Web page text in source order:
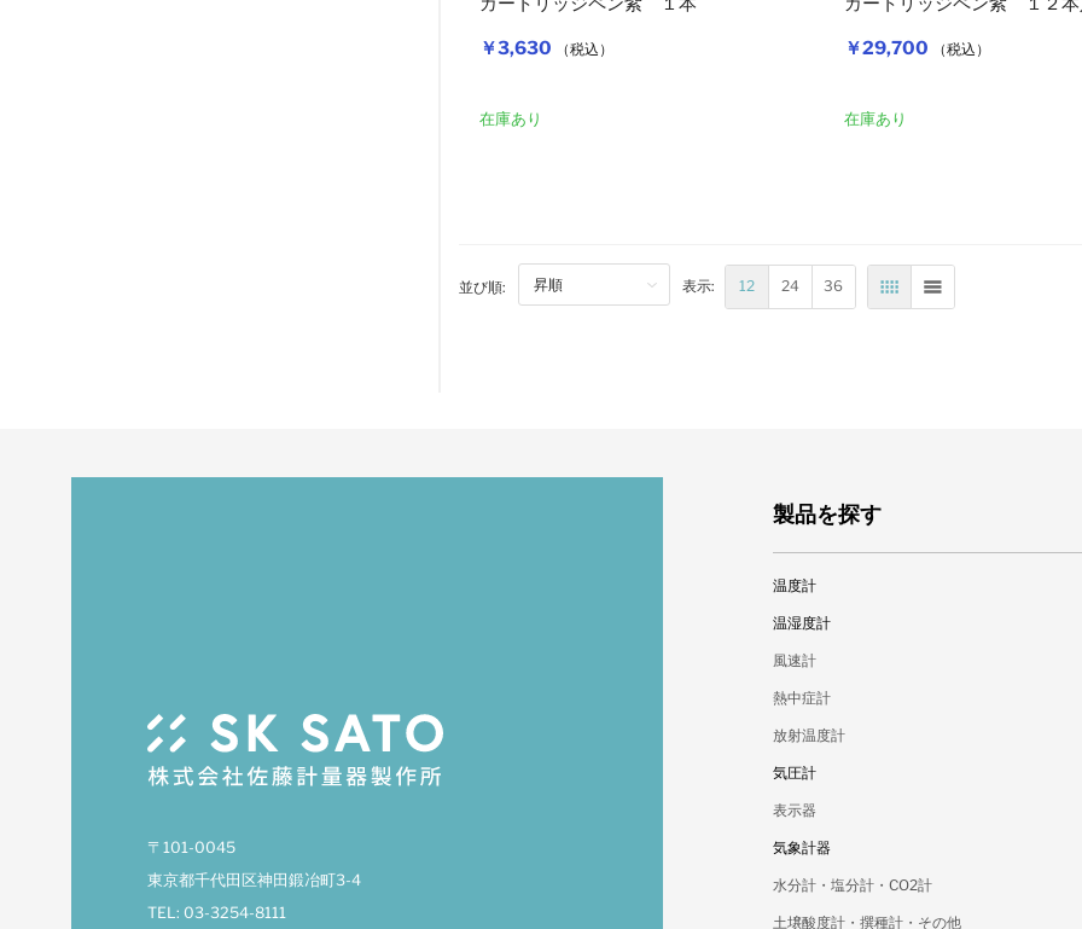
￥3,630 （税込）
在庫あり カートに入れる
￥29,700 （税込）
在庫あり
並び順: 表示: 12 24 36 表 リスト
〒101-0045
東京都千代田区神田鍛冶町3-4
TEL: 03-3254-8111
製品を探す
温度計
標準棒状温度計
バイメタル式温度計
隔測式温度計
温湿度計
乾湿計
風速計
熱中症計
放射温度計
気圧計
表示器
気象計器
雨量計
水分計・塩分計・CO2計
土壌酸度計・撰種計・その他